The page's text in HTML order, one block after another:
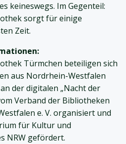
keineswegs. Im Gegenteil:
sorgt für einige
Zeit.
Türmchen beteiligen sich
aus Nordrhein-Westfalen
der digitalen „Nacht der
Verband der Bibliotheken
e. V. organisiert und
für Kultur und
NRW gefördert.